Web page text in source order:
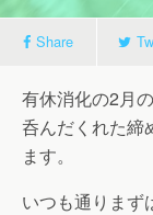
Share
有休消化の2月の
呑んだくれた締
ます。
いつも通りまず